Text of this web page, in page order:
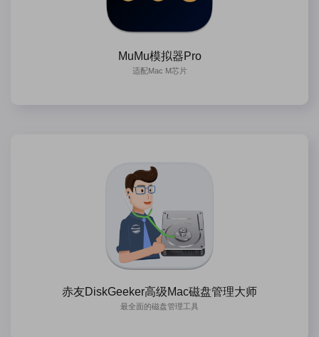
MuMu模拟器Pro
适配Mac M芯片
赤友DiskGeeker高级Mac磁盘管理大师
最全面的磁盘管理工具